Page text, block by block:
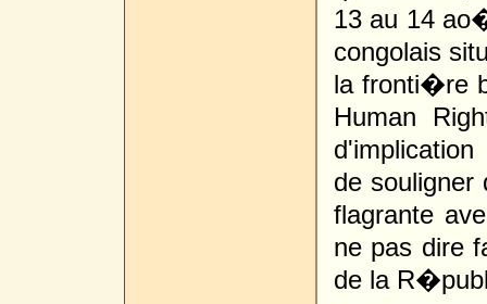
13 au 14
congolais
la fronti�re
Human
de souligner
flagrante
ne pas dire
de la